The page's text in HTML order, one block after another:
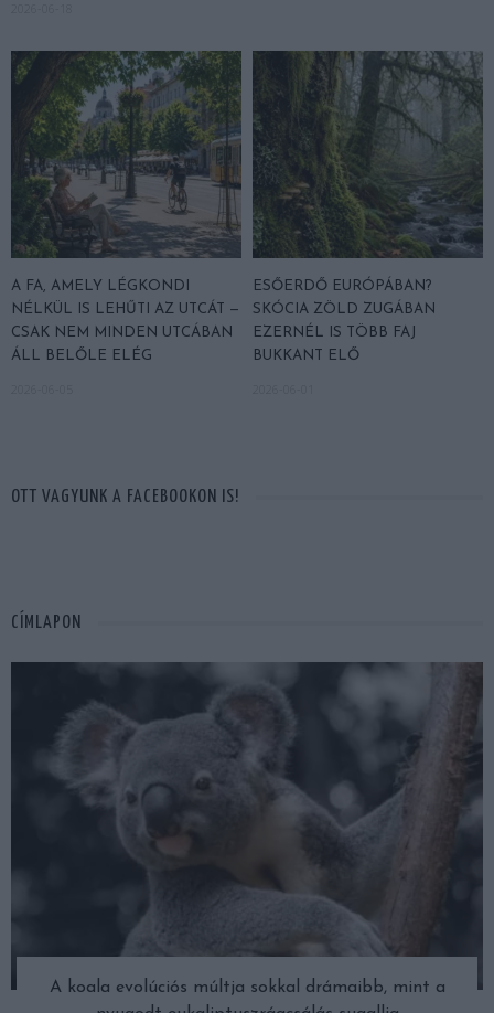
A FA, AMELY LÉGKONDI
NÉLKÜL IS LEHŰTI AZ UTCÁT —
CSAK NEM MINDEN UTCÁBAN
ÁLL BELŐLE ELÉG
ESŐERDŐ EURÓPÁBAN?
SKÓCIA ZÖLD ZUGÁBAN
EZERNÉL IS TÖBB FAJ
BUKKANT ELŐ
OTT VAGYUNK A FACEBOOKON IS!
CÍMLAPON
A koala evolúciós múltja sokkal drámaibb, mint a